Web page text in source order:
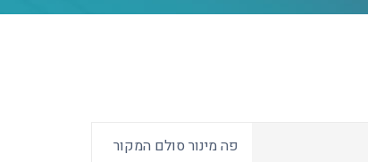
פה מינור סולם המקור